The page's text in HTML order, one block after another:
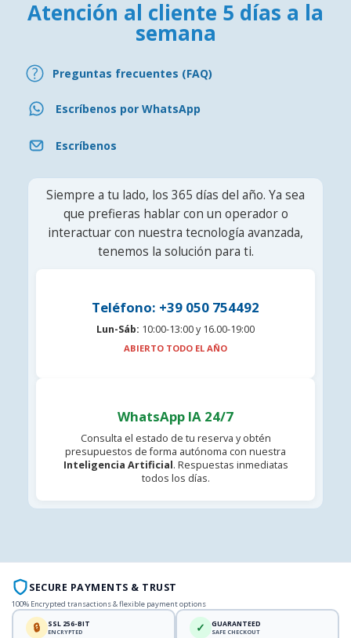
Atención al cliente 5 días a la
semana
Preguntas frecuentes (FAQ)
Escríbenos por WhatsApp
Escríbenos
Siempre a tu lado, los 365 días del año. Ya sea
que prefieras hablar con un operador o
interactuar con nuestra tecnología avanzada,
tenemos la solución para ti.
Teléfono: +39 050 754492
Lun-Sáb: 10:00-13:00 y 16.00-19:00
ABIERTO TODO EL AÑO
WhatsApp IA 24/7
Consulta el estado de tu reserva y obtén
presupuestos de forma autónoma con nuestra
Inteligencia Artificial. Respuestas inmediatas
todos los días.
SECURE PAYMENTS & TRUST
100% Encrypted transactions & flexible payment options
🔒 SSL 256-BIT
ENCRYPTED ✓ GUARANTEED
SAFE CHECKOUT